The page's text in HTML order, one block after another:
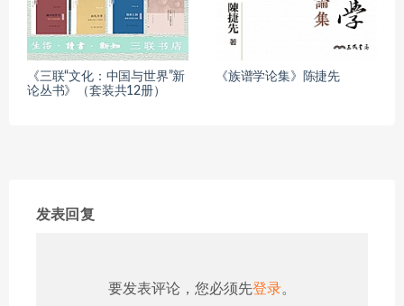
《三联“文化：中国与世界”新
论丛书》（套装共12册）
《族谱学论集》陈捷先
发表回复
要发表评论，您必须先登录。